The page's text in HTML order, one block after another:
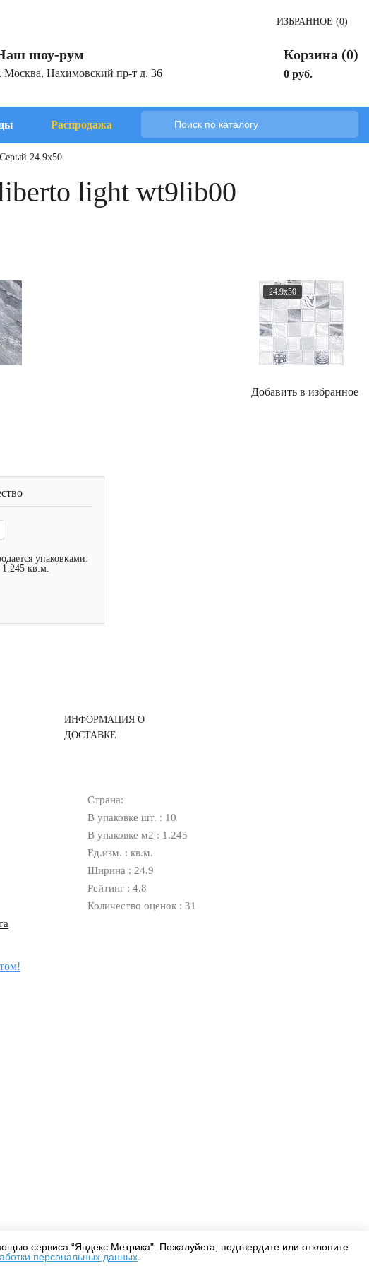
ИЗБРАННОЕ (0)
шоу-рум
Москва, Нахимовский пр-т д. 36
Корзина (0)
0 руб.
Распродажа
24.9x50
light wt9lib00
24.9x50
Добавить в избранное
упаковками:
1.245 кв.м.
ИНФОРМАЦИЯ О
ДОСТАВКЕ
Страна:
В упаковке шт. : 10
В упаковке м2 : 1.245
Ед.изм. : кв.м.
Ширина : 24.9
Рейтинг : 4.8
Количество оценок : 31
сервиса “Яндекс.Метрика". Пожалуйста, подтвердите или отклоните
персональных данных.